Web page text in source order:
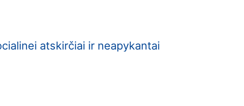
atskirčiai ir neapykantai